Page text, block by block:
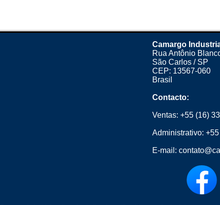
Camargo
Rua Antônio
São Carlos / SP
CEP: 13567-060
Brasil
Contacto:
Ventas: +55 (16)
Administrativo:
E-mail: